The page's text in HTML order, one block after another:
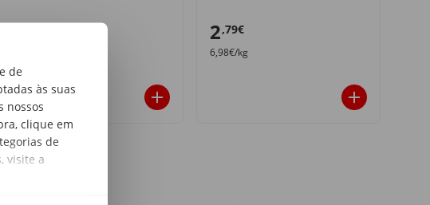
de
às suas
nossos
clique em
de
visite a
1 2,79€
6,98€/kg